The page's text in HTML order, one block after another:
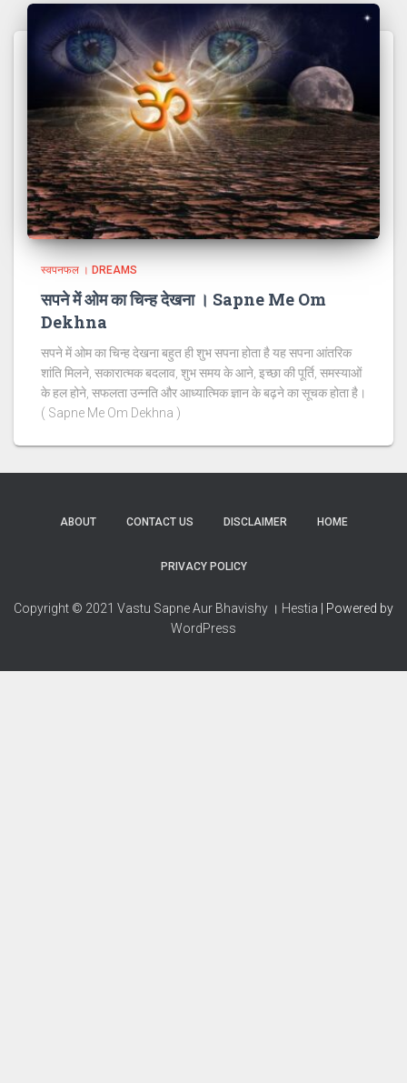
स्वपनफल । DREAMS
सपने में ओम का चिन्ह देखना । Sapne Me Om
Dekhna
सपने में ओम का चिन्ह देखना बहुत ही शुभ सपना होता है यह सपना आंतरिक
शांति मिलने, सकारात्मक बदलाव, शुभ समय के आने, इच्छा की पूर्ति, समस्याओं
के हल होने, सफलता उन्नति और आध्यात्मिक ज्ञान के बढ़ने का सूचक होता है।
( Sapne Me Om Dekhna )
ABOUT CONTACT US DISCLAIMER HOME
PRIVACY POLICY
Copyright © 2021 Vastu Sapne Aur Bhavishy । Hestia | Powered by
WordPress